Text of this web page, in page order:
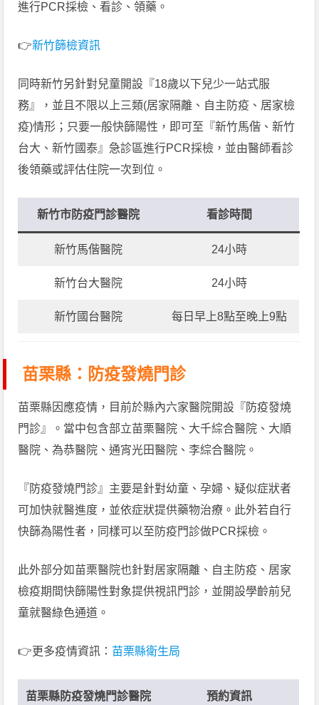
進行PCR採檢、看診、領藥。
👉新竹篩檢資訊
同時新竹另針對兒童開設『18歲以下兒少一站式服
務』，並且不限以上三類(居家隔離、自主防疫、居家檢
疫)情形；只要一般快篩陽性，即可至『新竹馬偕、新竹
台大、新竹國泰』急診區進行PCR採檢，並由醫師看診
後領藥或評估住院一次到位。
新竹市防疫門診醫院 看診時間
新竹馬偕醫院 24小時
新竹台大醫院 24小時
新竹國台醫院 每日早上8點至晚上9點
苗栗縣：防疫發燒門診
苗栗縣因應疫情，目前於縣內六家醫院開設『防疫發燒
門診』。當中包含部立苗栗醫院、大千綜合醫院、大順
醫院、為恭醫院、通宵光田醫院、李綜合醫院。
『防疫發燒門診』主要是針對幼童、孕婦、疑似症狀者
可加快就醫進度，並依症狀提供藥物治療。此外若自行
快篩為陽性者，同樣可以至防疫門診做PCR採檢。
此外部分如苗栗醫院也針對居家隔離、自主防疫、居家
檢疫期間快篩陽性對象提供視訊門診，並開設學齡前兒
童就醫綠色通道。
👉更多疫情資訊： 苗栗縣衛生局
苗栗縣防疫發燒門診醫院 預約資訊